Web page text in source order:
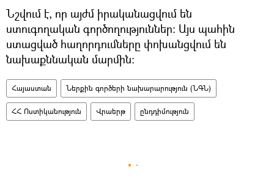
Նշվում է, որ այժմ իրականացվում են
ստուգողական գործողություններ։ Այս պահին
ստացված հաղորդումները փոխանցվում են
նախաքննական մարմին։
Հայաստան Ներքին գործերի նախարարություն (ՆԳՆ)
ՀՀ Ոստիկանություն Վրաերթ ընդդիմություն